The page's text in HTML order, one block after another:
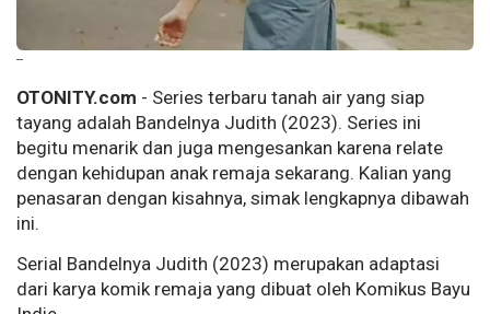
--
OTONITY.com - Series terbaru tanah air yang siap
tayang adalah Bandelnya Judith (2023). Series ini
begitu menarik dan juga mengesankan karena relate
dengan kehidupan anak remaja sekarang. Kalian yang
penasaran dengan kisahnya, simak lengkapnya dibawah
ini.
Serial Bandelnya Judith (2023) merupakan adaptasi
dari karya komik remaja yang dibuat oleh Komikus Bayu